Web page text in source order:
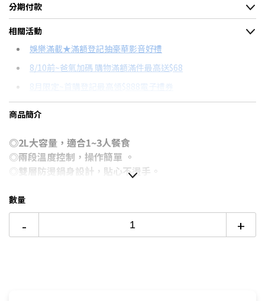
分期付款
＊實際可分期數、適用利率，請以購物車顯示為主
信用卡分期
分期數
12期
24期
每期金額
$32
配合銀行/業者
相關活動
娛樂滿載★滿額登記抽豪華影音好禮
8/10前~爸氣加碼 購物滿額滿件最高送$68
8月限定~首購登記最高領$888電子禮券
台灣大哥大Open Possible聯名卡滿額最高回饋25%
電視降到底破盤
商品簡介
◎2L大容量，適合1~3人餐食
◎兩段溫度控制，操作簡單 。
◎雙層防燙鍋身設計，貼心不燙手。
數量
- +